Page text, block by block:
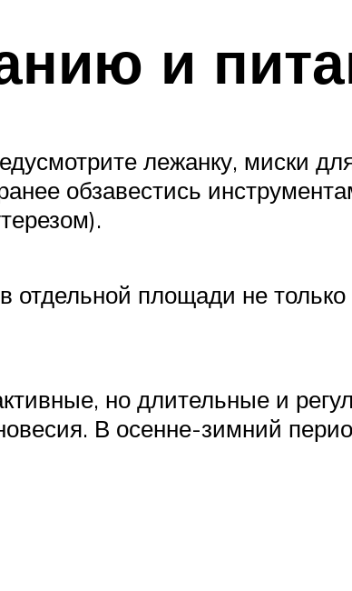
и
лежанку, миски
обзавестись
отдельной площади не
но длительные и
В осенне-зимний